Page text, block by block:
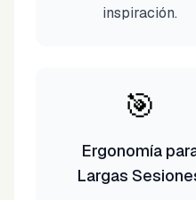
inspiración.
🎯
Ergonomía
Largas